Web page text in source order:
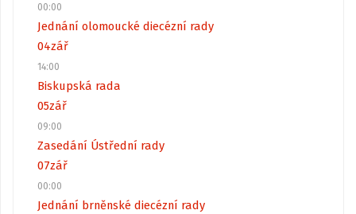
00:00
Jednání olomoucké diecézní rady
04zář
14:00
Biskupská rada
05zář
09:00
Zasedání Ústřední rady
07zář
00:00
Jednání brněnské diecézní rady